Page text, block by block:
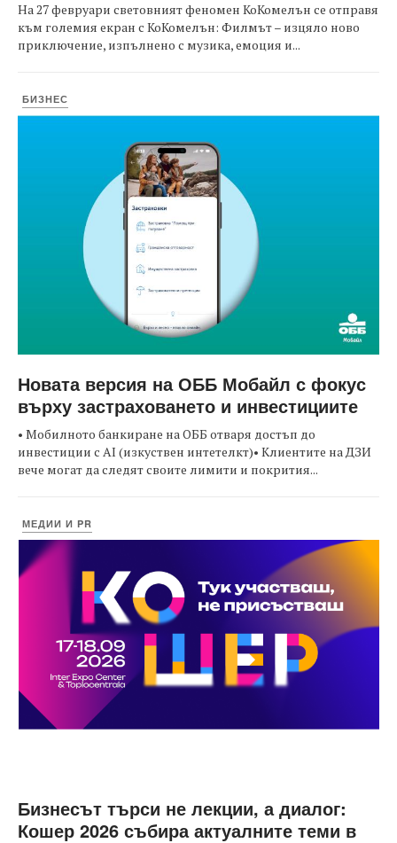
На 27 февруари световният феномен КоКомелън се отправя
към големия екран с КоКомелън: Филмът – изцяло ново
приключение, изпълнено с музика, емоция и...
БИЗНЕС
Новата версия на ОББ Мобайл с фокус
върху застраховането и инвестициите
• Мобилното банкиране на ОББ отваря достъп до
инвестиции с AI (изкуствен интетелкт)• Клиентите на ДЗИ
вече могат да следят своите лимити и покрития...
МЕДИИ И PR
Бизнесът търси не лекции, а диалог:
Кошер 2026 събира актуалните теми в